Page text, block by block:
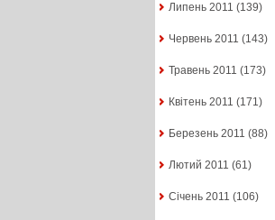
Липень 2011 (139)
Червень 2011 (143)
Травень 2011 (173)
Квітень 2011 (171)
Березень 2011 (88)
Лютий 2011 (61)
Січень 2011 (106)